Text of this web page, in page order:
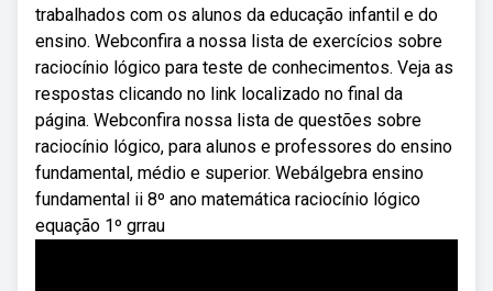
trabalhados com os alunos da educação infantil e do
ensino. Webconfira a nossa lista de exercícios sobre
raciocínio lógico para teste de conhecimentos. Veja as
respostas clicando no link localizado no final da
página. Webconfira nossa lista de questões sobre
raciocínio lógico, para alunos e professores do ensino
fundamental, médio e superior. Webálgebra ensino
fundamental ii 8º ano matemática raciocínio lógico
equação 1º grrau